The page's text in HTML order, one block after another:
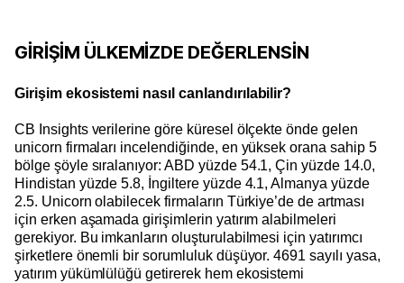
GİRİŞİM ÜLKEMİZDE DEĞERLENSİN
Girişim ekosistemi nasıl canlandırılabilir?
CB Insights verilerine göre küresel ölçekte önde gelen
unicorn firmaları incelendiğinde, en yüksek orana sahip 5
bölge şöyle sıralanıyor: ABD yüzde 54.1, Çin yüzde 14.0,
Hindistan yüzde 5.8, İngiltere yüzde 4.1, Almanya yüzde
2.5. Unicorn olabilecek firmaların Türkiye’de de artması
için erken aşamada girişimlerin yatırım alabilmeleri
gerekiyor. Bu imkanların oluşturulabilmesi için yatırımcı
şirketlere önemli bir sorumluluk düşüyor. 4691 sayılı yasa,
yatırım yükümlülüğü getirerek hem ekosistemi